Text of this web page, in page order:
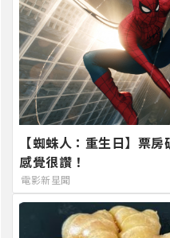
【蜘蛛人：重生日】票
感覺很讚！
電影新星聞